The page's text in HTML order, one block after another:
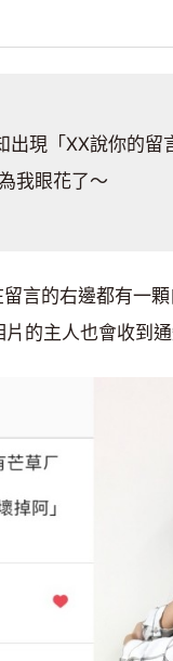
現「XX說你的留
我眼花了～
言的右邊都有一
的主人也會收到